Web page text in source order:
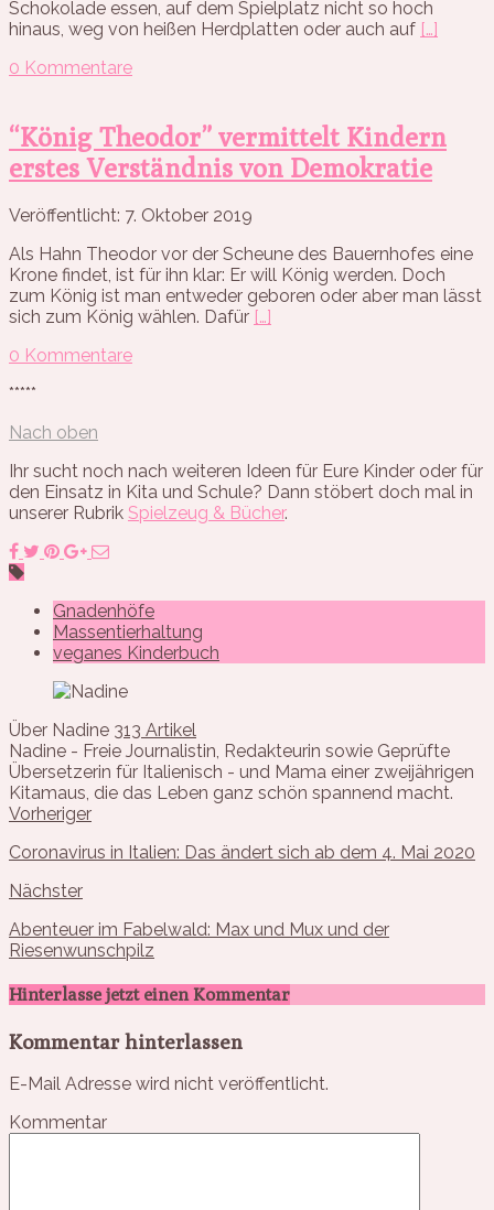
Schokolade essen, auf dem Spielplatz nicht so hoch
hinaus, weg von heißen Herdplatten oder auch auf […]
0 Kommentare
“König Theodor” vermittelt Kindern
erstes Verständnis von Demokratie
Veröffentlicht: 7. Oktober 2019
Als Hahn Theodor vor der Scheune des Bauernhofes eine
Krone findet, ist für ihn klar: Er will König werden. Doch
zum König ist man entweder geboren oder aber man lässt
sich zum König wählen. Dafür […]
0 Kommentare
*****
Nach oben
Ihr sucht noch nach weiteren Ideen für Eure Kinder oder für
den Einsatz in Kita und Schule? Dann stöbert doch mal in
unserer Rubrik Spielzeug & Bücher.
Gnadenhöfe
Massentierhaltung
veganes Kinderbuch
Über Nadine 313 Artikel
Nadine - Freie Journalistin, Redakteurin sowie Geprüfte
Übersetzerin für Italienisch - und Mama einer zweijährigen
Kitamaus, die das Leben ganz schön spannend macht.
Vorheriger
Coronavirus in Italien: Das ändert sich ab dem 4. Mai 2020
Nächster
Abenteuer im Fabelwald: Max und Mux und der
Riesenwunschpilz
Hinterlasse jetzt einen Kommentar
Kommentar hinterlassen
E-Mail Adresse wird nicht veröffentlicht.
Kommentar